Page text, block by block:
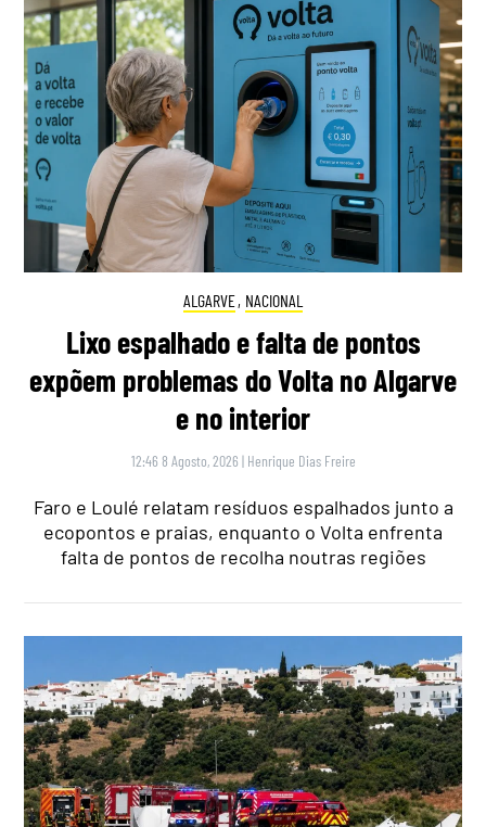
ALGARVE, NACIONAL
Lixo espalhado e falta de pontos
expõem problemas do Volta no Algarve
e no interior
12:46 8 Agosto, 2026 | Henrique Dias Freire
Faro e Loulé relatam resíduos espalhados junto a
ecopontos e praias, enquanto o Volta enfrenta
falta de pontos de recolha noutras regiões